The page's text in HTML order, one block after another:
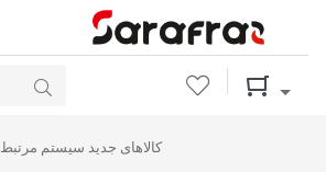
Wishlist
Integration - کالاهای جدید سیستم مرتبط
ضدیخ بهمن ( 1 لیتری ) پلاستیکی بهران / 12